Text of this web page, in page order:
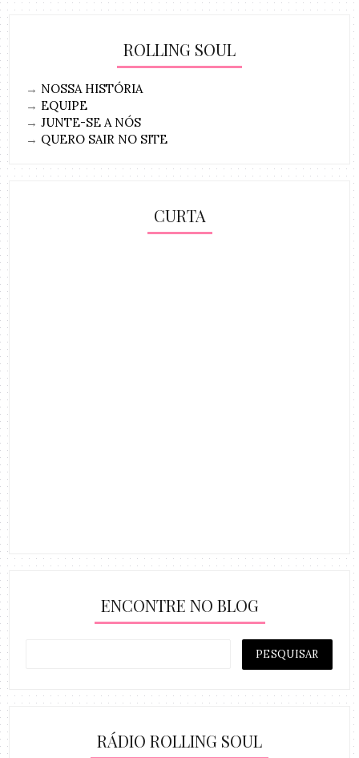
ROLLING SOUL
→ NOSSA HISTÓRIA
→ EQUIPE
→JUNTE-SE A NÓS
→ QUERO SAIR NO SITE
CURTA
ENCONTRE NO BLOG
RÁDIO ROLLING SOUL